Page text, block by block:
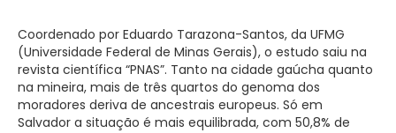
Coordenado por Eduardo Tarazona-Santos, da UFMG
(Universidade Federal de Minas Gerais), o estudo saiu na
revista científica “PNAS”. Tanto na cidade gaúcha quanto
na mineira, mais de três quartos do genoma dos
moradores deriva de ancestrais europeus. Só em
Salvador a situação é mais equilibrada, com 50,8% de